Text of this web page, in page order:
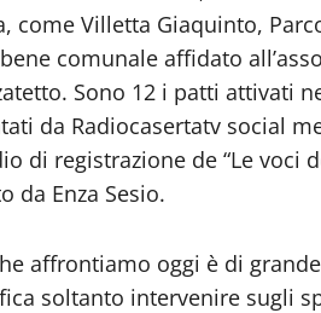
come Villetta Giaquinto,
comunale affidato
Sono 12 i patti attivati
da Radiocasertatv social
di registrazione de “Le voci
da Enza Sesio.
affrontiamo oggi è di
soltanto intervenire sugli